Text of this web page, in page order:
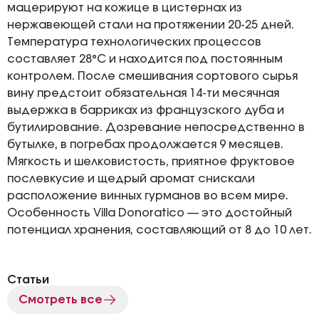
мацерируют на кожице в цистернах из
нержавеющей стали на протяжении 20-25 дней.
Температура технологических процессов
составляет 28°С и находится под постоянным
контролем. После смешивания сортового сырья
вину предстоит обязательная 14-ти месячная
выдержка в барриках из французского дуба и
бутилирование. Дозревание непосредственно в
бутылке, в погребах продолжается 9 месяцев.
Мягкость и шелковистость, приятное фруктовое
послевкусие и щедрый аромат снискали
расположение винных гурманов во всем мире.
Особенность Villa Donoratico — это достойный
потенциал хранения, составляющий от 8 до 10 лет.
Статьи
Смотреть все